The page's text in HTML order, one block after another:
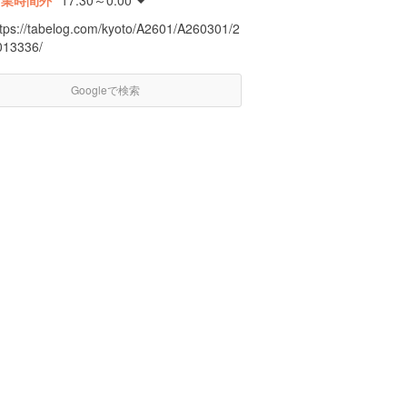
tabelog.com/kyoto/A2601/A260301/2
Googleで検索